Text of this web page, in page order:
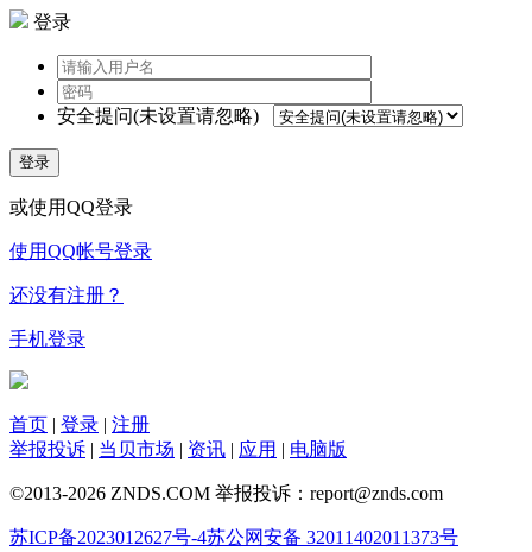
登录
安全提问(未设置请忽略)
登录
或使用QQ登录
使用QQ帐号登录
还没有注册？
手机登录
首页 | 登录 | 注册
举报投诉 | 当贝市场 | 资讯 | 应用 | 电脑版
©2013-2026 ZNDS.COM 举报投诉：report@znds.com
苏ICP备2023012627号-4苏公网安备 32011402011373号